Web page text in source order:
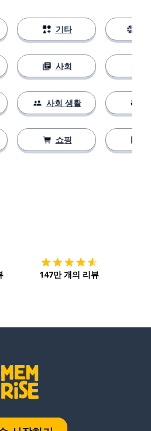
기타
사회
사회 생활
쇼핑
147만 개의 리뷰